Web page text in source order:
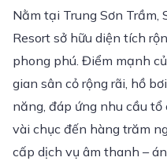
Nằm tại Trung Sơn Trầm,
Resort sở hữu diện tích
phong phú. Điểm mạnh
gian sân cỏ rộng rãi, hồ
năng, đáp ứng nhu cầu
vài chục đến hàng trăm
cấp dịch vụ âm thanh –